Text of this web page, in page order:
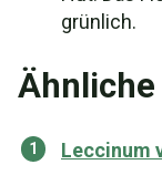
grünlich.
Ähnliche
Leccinum